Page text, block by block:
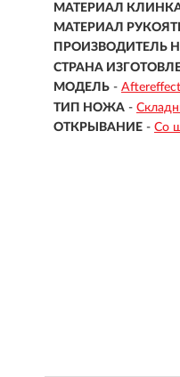
МАТЕРИАЛ
МАТЕРИАЛ
ПРОИЗВОДИТЕЛЬ
СТРАНА
МОДЕЛЬ - Aftereffect
ТИП НОЖА -
ОТКРЫВАНИЕ - Со